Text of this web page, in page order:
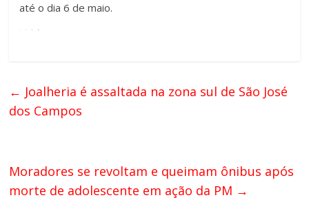
até o dia 6 de maio.
← Joalheria é assaltada na zona sul de São José
dos Campos
Moradores se revoltam e queimam ônibus após
morte de adolescente em ação da PM →